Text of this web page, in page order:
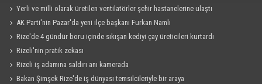
Yerli ve milli olarak üretilen ventilatörler şehir hastanelerine ulaştı
AK Parti'nin Pazar'da yeni ilçe başkanı Furkan Namlı
Rize'de 4 gündür boru içinde sıkışan kediyi çay üreticileri kurtardı
Rizeli'nin pratik zekası
Rizeli iş adamına saldırı anı kamerada
Bakan Şimşek Rize'de iş dünyası temsilcileriyle bir araya